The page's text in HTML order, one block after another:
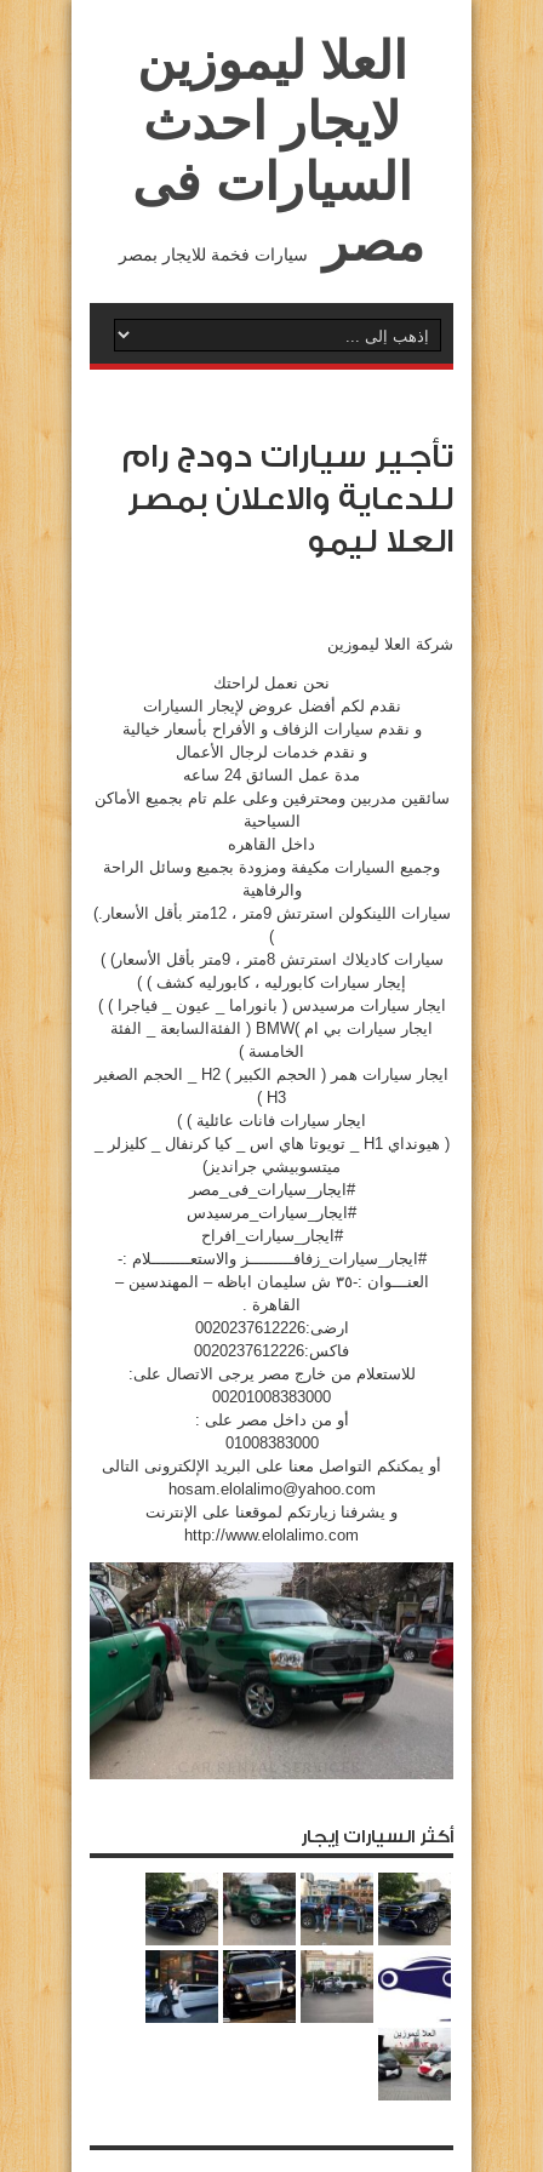
العلا ليموزين
لايجار احدث
السيارات فى
مصر
سيارات فخمة للايجار بمصر
تأجير سيارات دودج رام
للدعاية والاعلان بمصر
العلا ليمو
شركة العلا ليموزين
نحن نعمل لراحتك
نقدم لكم أفضل عروض لإيجار السيارات
و نقدم سيارات الزفاف و الأفراح بأسعار خيالية
و نقدم خدمات لرجال الأعمال
مدة عمل السائق 24 ساعه
سائقين مدربين ومحترفين وعلى علم تام بجميع الأماكن
السياحية
داخل القاهره
وجميع السيارات مكيفة ومزودة بجميع وسائل الراحة
والرفاهية
سيارات اللينكولن استرتش 9متر ، 12متر بأقل الأسعار.)
)
سيارات كاديلاك استرتش 8متر ، 9متر بأقل الأسعار) )
إيجار سيارات كابورليه ، كابورليه كشف ) )
ايجار سيارات مرسيدس ( بانوراما _ عيون _ فياجرا ) )
ايجار سيارات بي ام )BMW ( الفئةالسابعة _ الفئة
الخامسة )
ايجار سيارات همر ( الحجم الكبير ) H2 _ الحجم الصغير
H3 )
ايجار سيارات فانات عائلية ) )
( هيونداي H1 _ تويوتا هاي اس _ كيا كرنفال _ كليزلر _
ميتسوبيشي جرانديز)
#ايجار_سيارات_فى_مصر
#ايجار_سيارات_مرسيدس
#ايجار_سيارات_افراح
#ايجار_سيارات_زفافـــــــــز والاستعــــــــلام :-
العنـــوان :-٣٥ ش سليمان اباظه – المهندسين –
القاهرة .
ارضى:0020237612226
فاكس:0020237612226
للاستعلام من خارج مصر يرجى الاتصال على:
00201008383000
أو من داخل مصر على :
01008383000
أو يمكنكم التواصل معنا على البريد الإلكترونى التالى
hosam.elolalimo@yahoo.com
و يشرفنا زيارتكم لموقعنا على الإنترنت
http://www.elolalimo.com
أكثر السيارات إيجار